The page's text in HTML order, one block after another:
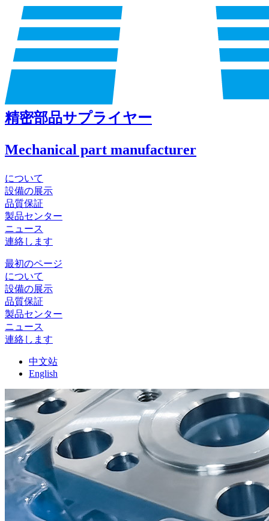
精密部品サプライヤー
Mechanical part manufacturer
について
設備の展示
品質保証
製品センター
ニュース
連絡します
最初のページ
について
設備の展示
品質保証
製品センター
ニュース
連絡します
中文站
English